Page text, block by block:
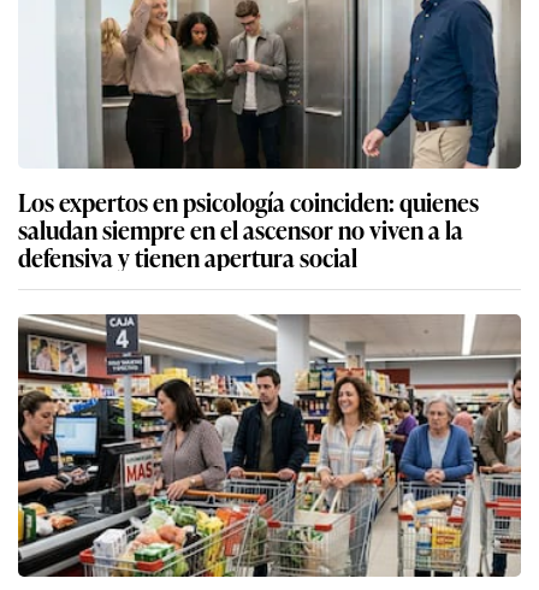
Los expertos en psicología coinciden: quienes
saludan siempre en el ascensor no viven a la
defensiva y tienen apertura social